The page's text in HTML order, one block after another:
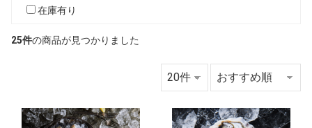
在庫有り
25件の商品が見つかりました